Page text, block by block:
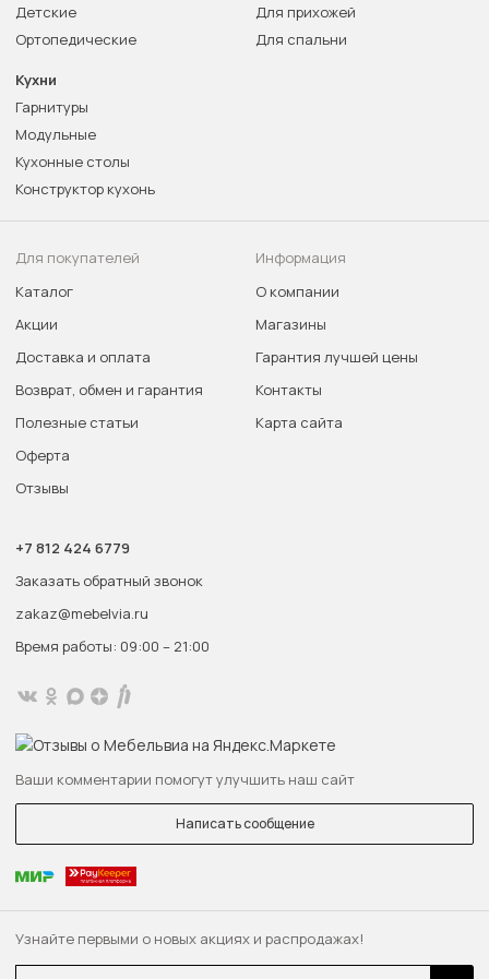
Узнайте первыми о новых акциях и распродажах!
Детские
Ортопедические
Для прихожей
Для спальни
Кухни
Гарнитуры
Модульные
Кухонные столы
Конструктор кухонь
Для покупателей
Каталог
Акции
Доставка и оплата
Возврат, обмен и гарантия
Полезные статьи
Оферта
Отзывы
Информация
О компании
Магазины
Гарантия лучшей цены
Контакты
Карта сайта
+7 812 424 6779
Заказать обратный звонок
zakaz@mebelvia.ru
Время работы: 09:00 – 21:00
Ваши комментарии помогут улучшить наш сайт
Написать сообщение